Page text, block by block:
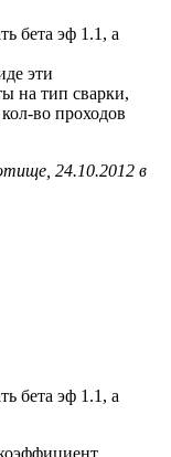
бета эф 1.1, а
эти
на тип сварки,
во проходов
24.10.2012 в
бета эф 1.1, а